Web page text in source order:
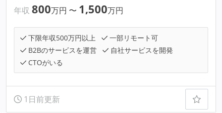
年収 800万円 〜 1,500万円
下限年収500万円以上
一部リモート可
B2Bのサービスを運営
自社サービスを開発
CTOがいる
1日前更新